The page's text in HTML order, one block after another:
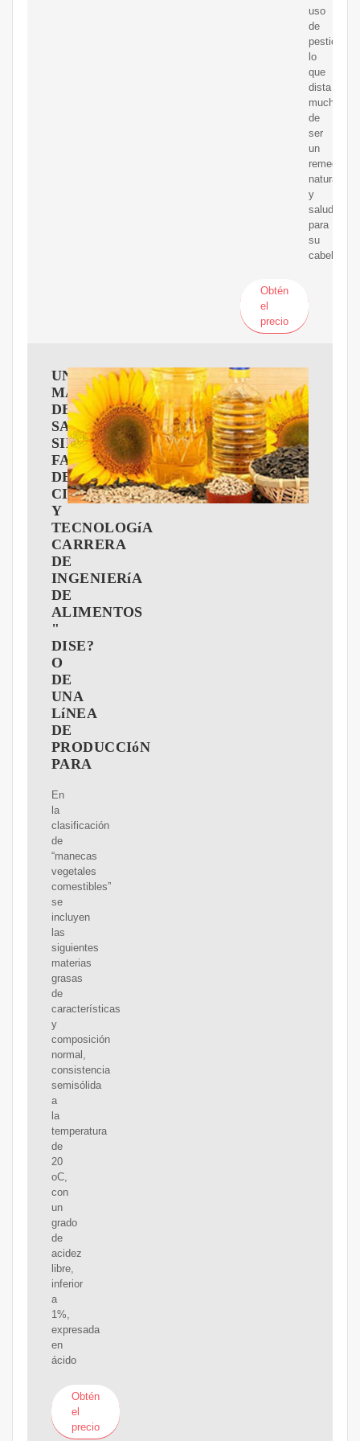
uso
de
pesticidas,
lo
que
dista
mucho
de
ser
un
remedio
natural
y
saludable
para
su
cabello.
Obtén
el
precio
UNIVERSIDAD
MAYOR
DE
SAN
SIMóN
FACULTAD
DE
CIENCIAS
Y
TECNOLOGíA
CARRERA
DE
INGENIERíA
DE
ALIMENTOS
"
DISE?
O
DE
UNA
LíNEA
DE
PRODUCCIóN
PARA
En
la
clasificación
de
“manecas
vegetales
comestibles”
se
incluyen
las
siguientes
materias
grasas
de
características
y
composición
normal,
consistencia
semisólida
a
la
temperatura
de
20
oC,
con
un
grado
de
acidez
libre,
inferior
a
1%,
expresada
en
ácido
Obtén
el
precio